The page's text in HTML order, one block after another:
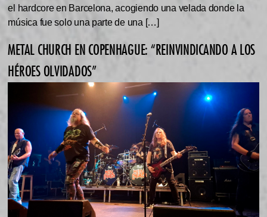
el hardcore en Barcelona, acogiendo una velada donde la
música fue solo una parte de una […]
METAL CHURCH EN COPENHAGUE: “REINVINDICANDO A LOS
HÉROES OLVIDADOS”